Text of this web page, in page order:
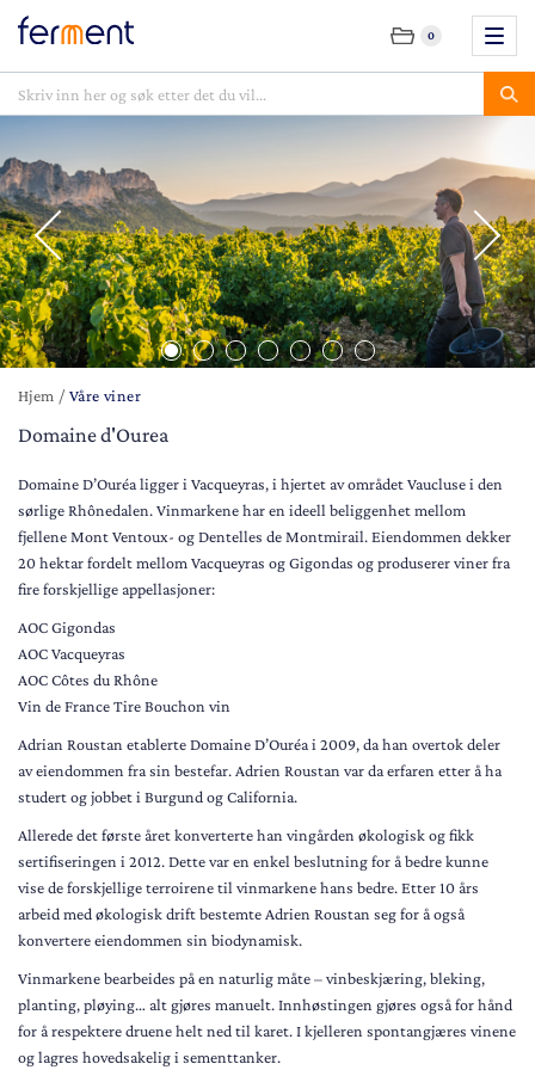
0
Hjem / Våre viner
Domaine d'Ourea
Domaine D’Ouréa ligger i Vacqueyras, i hjertet av området Vaucluse i den
sørlige Rhônedalen. Vinmarkene har en ideell beliggenhet mellom
fjellene Mont Ventoux- og Dentelles de Montmirail. Eiendommen dekker
20 hektar fordelt mellom Vacqueyras og Gigondas og produserer viner fra
fire forskjellige appellasjoner:
AOC Gigondas
AOC Vacqueyras
AOC Côtes du Rhône
Vin de France Tire Bouchon vin
Adrian Roustan etablerte Domaine D’Ouréa i 2009, da han overtok deler
av eiendommen fra sin bestefar. Adrien Roustan var da erfaren etter å ha
studert og jobbet i Burgund og California.
Allerede det første året konverterte han vingården økologisk og fikk
sertifiseringen i 2012. Dette var en enkel beslutning for å bedre kunne
vise de forskjellige terroirene til vinmarkene hans bedre. Etter 10 års
arbeid med økologisk drift bestemte Adrien Roustan seg for å også
konvertere eiendommen sin biodynamisk.
Vinmarkene bearbeides på en naturlig måte – vinbeskjæring, bleking,
planting, pløying… alt gjøres manuelt. Innhøstingen gjøres også for hånd
for å respektere druene helt ned til karet. I kjelleren spontangjæres vinene
og lagres hovedsakelig i sementtanker.